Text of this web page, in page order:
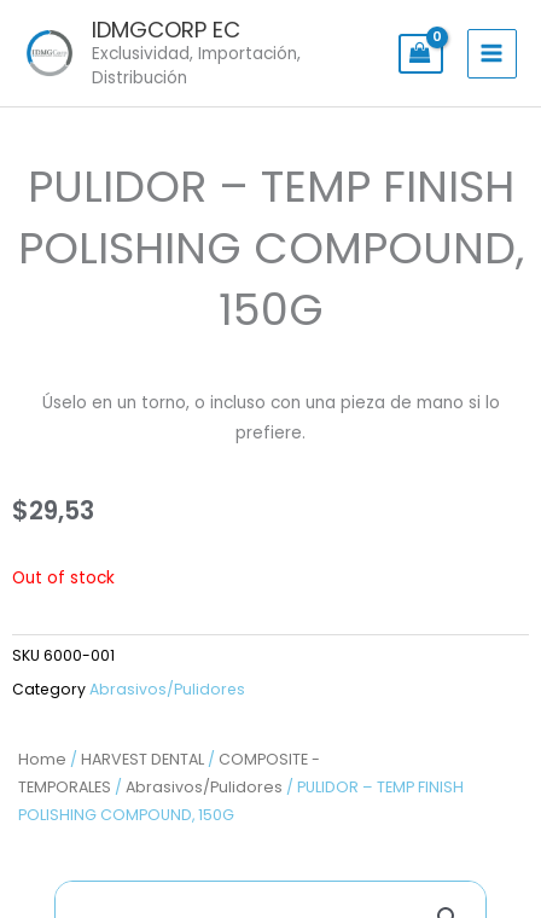
content
IDMGCORP EC
Exclusividad, Importación,
Distribución
Home / HARVEST DENTAL / COMPOSITE -
TEMPORALES / Abrasivos/Pulidores / PULIDOR – TEMP FINISH
POLISHING COMPOUND, 150G
PULIDOR – TEMP FINISH
POLISHING COMPOUND,
150G
Úselo en un torno, o incluso con una pieza de mano si lo
prefiere.
$29,53
Out of stock
SKU 6000-001
CategoryAbrasivos/Pulidores